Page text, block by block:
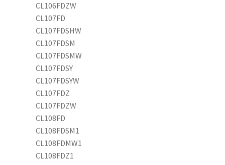
CL106FDZW
CL107FD
CL107FDSHW
CL107FDSM
CL107FDSMW
CL107FDSY
CL107FDSYW
CL107FDZ
CL107FDZW
CL108FD
CL108FDSM1
CL108FDMW1
CL108FDZ1